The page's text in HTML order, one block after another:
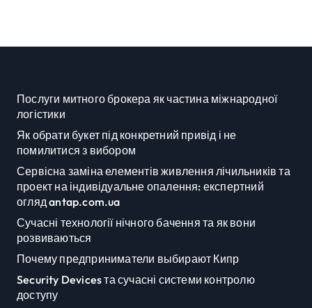
Послуги митного брокера як частина міжнародної
логістики
Як обрати букет під конкретний привід і не
помилитися з вибором
Сервісна заміна елементів живлення лічильників та
проект на індивідуальне опалення: експертний
огляд antap.com.ua
Сучасні технології нічного бачення та як вони
розвиваються
Почему предприниматели выбирают Кипр
Security Devices та сучасні системи контролю
доступу